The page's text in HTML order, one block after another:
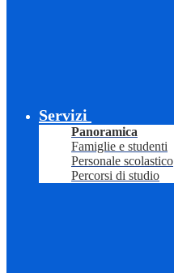
Servizi
Panoramica
Famiglie e studenti
Personale scolastico
Percorsi di studio